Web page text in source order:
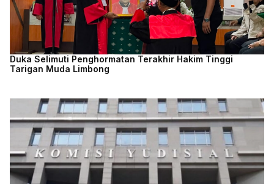
Duka Selimuti Penghormatan Terakhir Hakim Tinggi
Tarigan Muda Limbong